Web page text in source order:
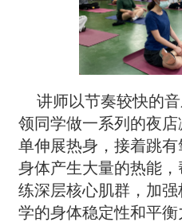
讲师以节奏较快的
领同学做一系列的夜
单伸展热身，接着跳
身体产生大量的热能
练深层核心肌群，加
学的身体稳定性和平